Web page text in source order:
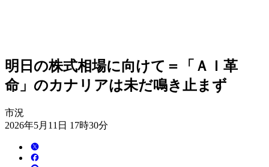
明日の株式相場に向けて＝「ＡＩ革
命」のカナリアは未だ鳴き止まず
市況
2026年5月11日 17時30分